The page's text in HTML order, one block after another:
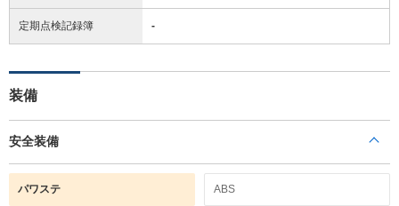
定期点検記録簿 -
装備
安全装備
パワステ ABS